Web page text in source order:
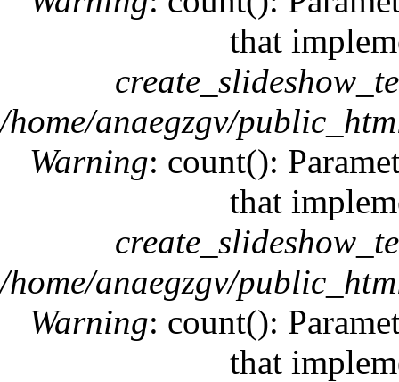
that
/home/anaegzgv/
Warning: count():
that
/home/anaegzgv/
Warning: count():
that